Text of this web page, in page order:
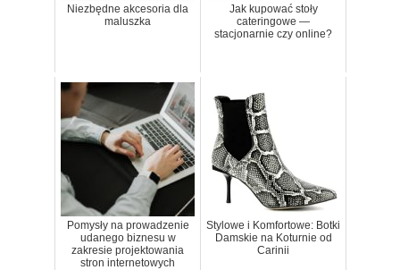
Niezbędne akcesoria dla
maluszka
Jak kupować stoły
cateringowe —
stacjonarnie czy online?
Pomysły na prowadzenie
udanego biznesu w
zakresie projektowania
stron internetowych
Stylowe i Komfortowe: Botki
Damskie na Koturnie od
Carinii